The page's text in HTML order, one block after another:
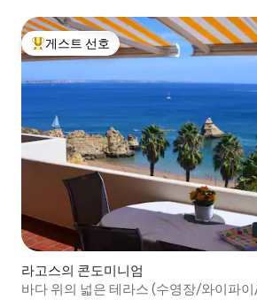
상위 게스트 선호
게스트 선호
라고스의 콘도미니엄
바다 위의 넓은 테라스 (수영장/와이파